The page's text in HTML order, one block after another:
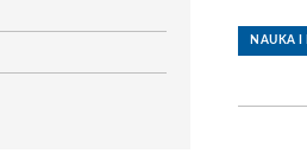
NAUKA I